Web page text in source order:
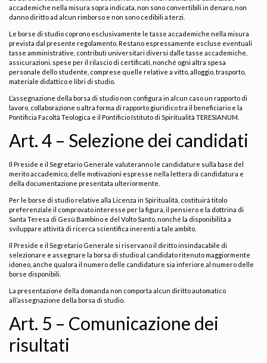
accademiche nella misura sopra indicata, non sono convertibili in denaro, non
danno diritto ad alcun rimborso e non sono cedibili a terzi.
Le borse di studio coprono esclusivamente le tasse accademiche nella misura
prevista dal presente regolamento. Restano espressamente escluse eventuali
tasse amministrative, contributi universitari diversi dalle tasse accademiche,
assicurazioni, spese per il rilascio di certificati, nonché ogni altra spesa
personale dello studente, comprese quelle relative a vitto, alloggio, trasporto,
materiale didattico e libri di studio.
L’assegnazione della borsa di studio non configura in alcun caso un rapporto di
lavoro, collaborazione o altra forma di rapporto giuridico tra il beneficiario e la
Pontificia Facoltà Teologica e il Pontificio Istituto di Spiritualità TERESIANUM.
Art. 4 – Selezione dei candidati
Il Preside e il Segretario Generale valuteranno le candidature sulla base del
merito accademico, delle motivazioni espresse nella lettera di candidatura e
della documentazione presentata ulteriormente.
Per le borse di studio relative alla Licenza in Spiritualità, costituirà titolo
preferenziale il comprovato interesse per la figura, il pensiero e la dottrina di
Santa Teresa di Gesù Bambino e del Volto Santo, nonché la disponibilità a
sviluppare attività di ricerca scientifica inerenti a tale ambito.
Il Preside e il Segretario Generale si riservano il diritto insindacabile di
selezionare e assegnare la borsa di studio al candidato ritenuto maggiormente
idoneo, anche qualora il numero delle candidature sia inferiore al numero delle
borse disponibili.
La presentazione della domanda non comporta alcun diritto automatico
all’assegnazione della borsa di studio.
Art. 5 – Comunicazione dei
risultati